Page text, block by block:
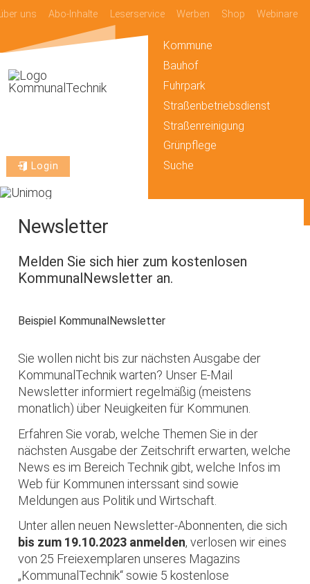
uns Abo-Inhalte Leserservice Werben Shop Webinare
Login
Kommune
Bauhof
Fuhrpark
Straßenbetriebsdienst
Straßenreinigung
Grünpflege
Suche
Newsletter
Melden Sie sich hier zum kostenlosen
KommunalNewsletter an.
Beispiel KommunalNewsletter
Sie wollen nicht bis zur nächsten Ausgabe der
KommunalTechnik warten? Unser E-Mail
Newsletter informiert regelmäßig (meistens
monatlich) über Neuigkeiten für Kommunen.
Erfahren Sie vorab, welche Themen Sie in der
nächsten Ausgabe der Zeitschrift erwarten, welche
News es im Bereich Technik gibt, welche Infos im
Web für Kommunen interssant sind sowie
Meldungen aus Politik und Wirtschaft.
Unter allen neuen Newsletter-Abonnenten, die sich
bis zum 19.10.2023 anmelden, verlosen wir eines
von 25 Freiexemplaren unseres Magazins
„KommunalTechnik“ sowie 5 kostenlose